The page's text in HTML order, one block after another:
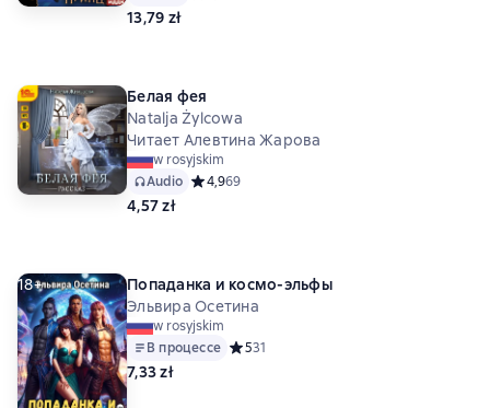
13,79 zł
Белая фея
Natalja Żylcowa
Читает Алевтина Жарова
w rosyjskim
Audio Средний рейтинг 4,9 на основе 69 оценок
4,969
4,57 zł
18+
Попаданка и космо-эльфы
Эльвира Осетина
w rosyjskim
В процессе Средний рейтинг 5 на основе 31 оценок
531
7,33 zł